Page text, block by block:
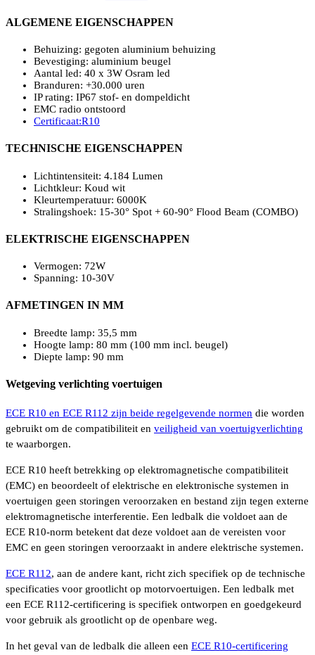
ALGEMENE EIGENSCHAPPEN
Behuizing: gegoten aluminium behuizing
Bevestiging: aluminium beugel
Aantal led: 40 x 3W Osram led
Branduren: +30.000 uren
IP rating: IP67 stof- en dompeldicht
EMC radio ontstoord
Certificaat:R10
TECHNISCHE EIGENSCHAPPEN
Lichtintensiteit: 4.184 Lumen
Lichtkleur: Koud wit
Kleurtemperatuur: 6000K
Stralingshoek: 15-30° Spot + 60-90° Flood Beam (COMBO)
ELEKTRISCHE EIGENSCHAPPEN
Vermogen: 72W
Spanning: 10-30V
AFMETINGEN IN MM
Breedte lamp: 35,5 mm
Hoogte lamp: 80 mm (100 mm incl. beugel)
Diepte lamp: 90 mm
Wetgeving verlichting voertuigen
ECE R10 en ECE R112 zijn beide regelgevende normen die worden
gebruikt om de compatibiliteit en veiligheid van voertuigverlichting
te waarborgen.
ECE R10 heeft betrekking op elektromagnetische compatibiliteit
(EMC) en beoordeelt of elektrische en elektronische systemen in
voertuigen geen storingen veroorzaken en bestand zijn tegen externe
elektromagnetische interferentie. Een ledbalk die voldoet aan de
ECE R10-norm betekent dat deze voldoet aan de vereisten voor
EMC en geen storingen veroorzaakt in andere elektrische systemen.
ECE R112, aan de andere kant, richt zich specifiek op de technische
specificaties voor grootlicht op motorvoertuigen. Een ledbalk met
een ECE R112-certificering is specifiek ontworpen en goedgekeurd
voor gebruik als grootlicht op de openbare weg.
In het geval van de ledbalk die alleen een ECE R10-certificering